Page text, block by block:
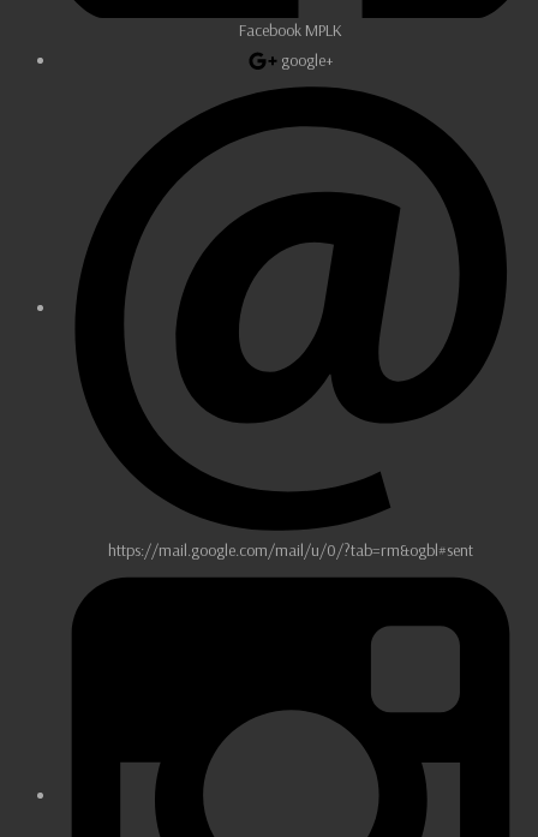
Facebook MPLK
google+
https://mail.google.com/mail/u/0/?tab=rm&ogbl#sent